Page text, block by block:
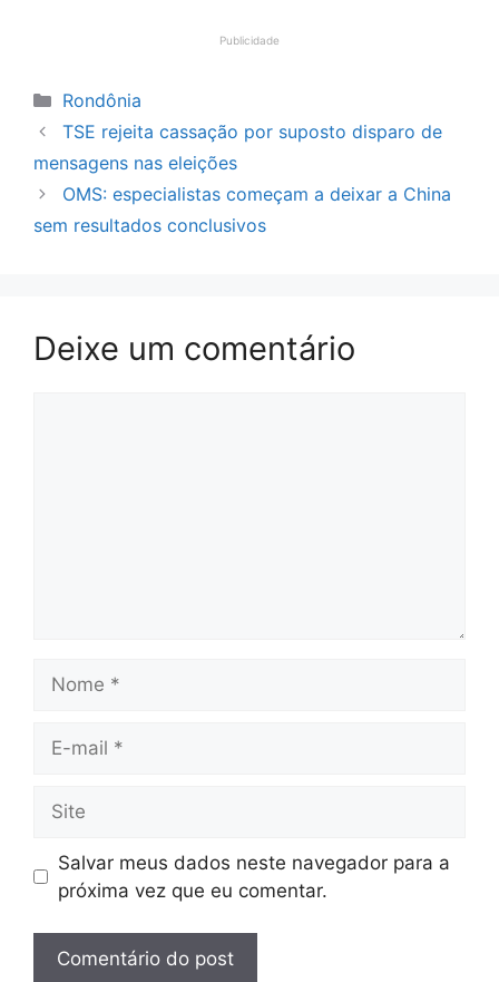
Publicidade
Categorias
Rondônia
TSE rejeita cassação por suposto disparo de
mensagens nas eleições
OMS: especialistas começam a deixar a China
sem resultados conclusivos
Deixe um comentário
mail
Salvar meus dados neste navegador para a
próxima vez que eu comentar.